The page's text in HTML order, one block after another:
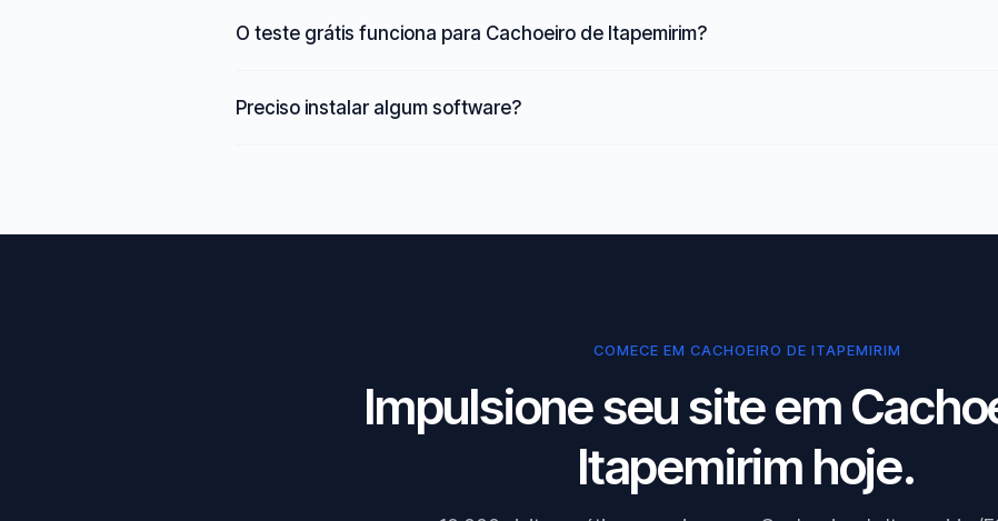
O teste grátis funciona para Cachoeiro de Itapemirim?
Preciso instalar algum software?
COMECE EM CACHOEIRO DE ITAPEMIRIM
Impulsione seu site em
Itapemirim hoje.